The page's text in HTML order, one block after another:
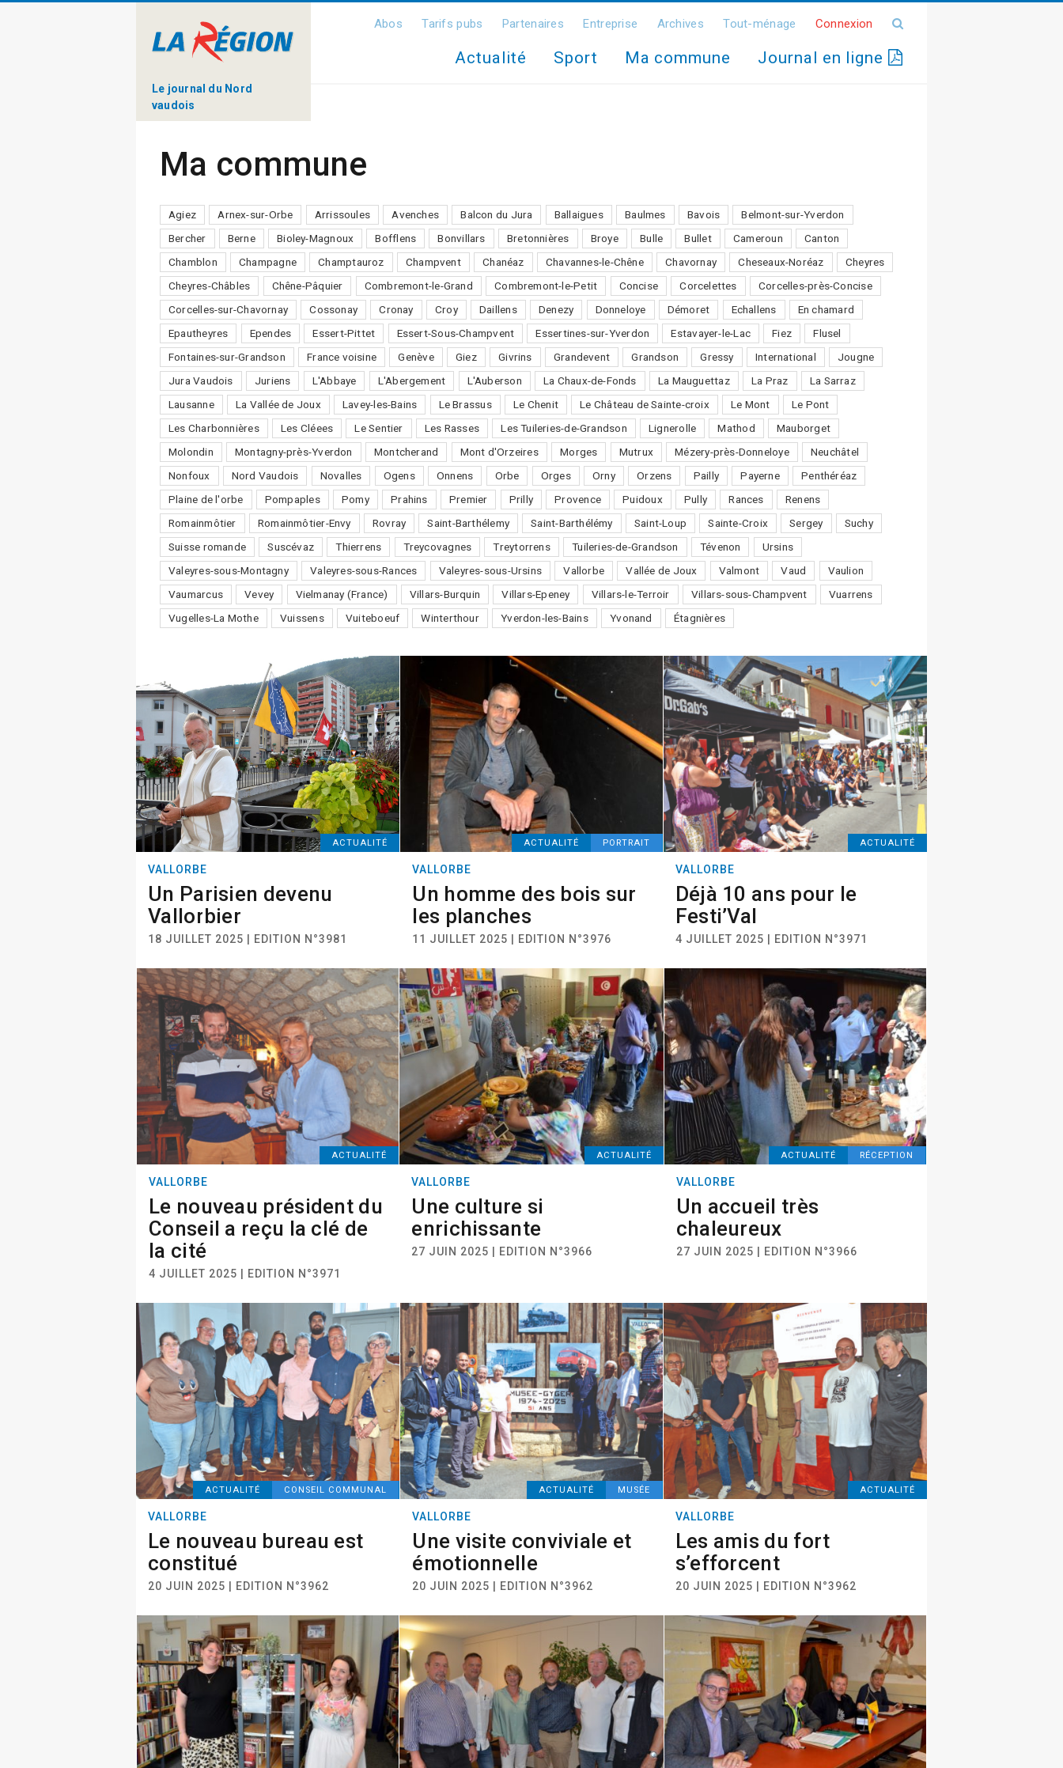
Le journal du Nord
vaudois
Abos Tarifs pubs Partenaires Entreprise Archives Tout-ménage Connexion
Actualité Sport Ma commune Journal en ligne
Ma commune
Agiez Arnex-sur-Orbe Arrissoules Avenches Balcon du Jura Ballaigues Baulmes Bavois
Belmont-sur-Yverdon
Bercher
Berne Bioley-Magnoux Bofflens Bonvillars Bretonnières Broye Bulle Bullet Cameroun
Canton
Chamblon
Champagne Champtauroz Champvent Chanéaz Chavannes-le-Chêne Chavornay Cheseaux-Noréaz
Cheyres
Cheyres-Châbles
Chêne-Pâquier Combremont-le-Grand Combremont-le-Petit Concise Corcelettes
Corcelles-près-Concise
Corcelles-sur-Chavornay
Cossonay Cronay Croy Daillens Denezy Donneloye Démoret Echallens
En chamard
Epautheyres
Ependes Essert-Pittet Essert-Sous-Champvent Essertines-sur-Yverdon Estavayer-le-Lac Fiez
Flusel
Fontaines-sur-Grandson
France voisine Genève Giez Givrins Grandevent Grandson Gressy International
Jougne
Jura Vaudois
Juriens L'Abbaye L'Abergement L'Auberson La Chaux-de-Fonds La Mauguettaz La Praz
La Sarraz
Lausanne
La Vallée de Joux Lavey-les-Bains Le Brassus Le Chenit Le Château de Sainte-croix Le Mont
Le Pont
Les Charbonnières
Les Cléees Le Sentier Les Rasses Les Tuileries-de-Grandson Lignerolle Mathod
Mauborget
Molondin
Montagny-près-Yverdon Montcherand Mont d'Orzeires Morges Mutrux Mézery-près-Donneloye
Neuchâtel
Nonfoux
Nord Vaudois Novalles Ogens Onnens Orbe Orges Orny Orzens Pailly Payerne
Penthéréaz
Plaine de l'orbe
Pompaples Pomy Prahins Premier Prilly Provence Puidoux Pully Rances
Renens
Romainmôtier
Romainmôtier-Envy Rovray Saint-Barthélemy Saint-Barthélémy Saint-Loup Sainte-Croix Sergey
Suchy
Suisse romande
Suscévaz Thierrens Treycovagnes Treytorrens Tuileries-de-Grandson Tévenon
Ursins
Valeyres-sous-Montagny
Valeyres-sous-Rances Valeyres-sous-Ursins Vallorbe Vallée de Joux Valmont Vaud
Vaulion
Vaumarcus
Vevey Vielmanay (France) Villars-Burquin Villars-Epeney Villars-le-Terroir Villars-sous-Champvent
Vuarrens
Vugelles-La Mothe
Vuissens Vuiteboeuf Winterthour Yverdon-les-Bains Yvonand Étagnières
ACTUALITÉ
VALLORBE
Un Parisien devenu
Vallorbier
18 JUILLET 2025 | EDITION N°3981
ACTUALITÉ PORTRAIT
VALLORBE
Un homme des bois sur
les planches
11 JUILLET 2025 | EDITION N°3976
ACTUALITÉ
VALLORBE
Déjà 10 ans pour le
Festi’Val
4 JUILLET 2025 | EDITION N°3971
ACTUALITÉ
VALLORBE
Le nouveau président du
Conseil a reçu la clé de
la cité
4 JUILLET 2025 | EDITION N°3971
ACTUALITÉ
VALLORBE
Une culture si
enrichissante
27 JUIN 2025 | EDITION N°3966
ACTUALITÉ RÉCEPTION
VALLORBE
Un accueil très
chaleureux
27 JUIN 2025 | EDITION N°3966
ACTUALITÉ CONSEIL COMMUNAL
VALLORBE
Le nouveau bureau est
constitué
20 JUIN 2025 | EDITION N°3962
ACTUALITÉ MUSÉE
VALLORBE
Une visite conviviale et
émotionnelle
20 JUIN 2025 | EDITION N°3962
ACTUALITÉ
VALLORBE
Les amis du fort
s’efforcent
20 JUIN 2025 | EDITION N°3962